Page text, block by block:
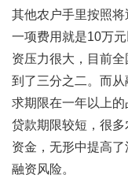
其他农户手里按照
一项费用就是10万
资压力很大，目前
到了三分之二。而
求期限在一年以上
贷款期限较短，很
资金，无形中提高
融资风险。